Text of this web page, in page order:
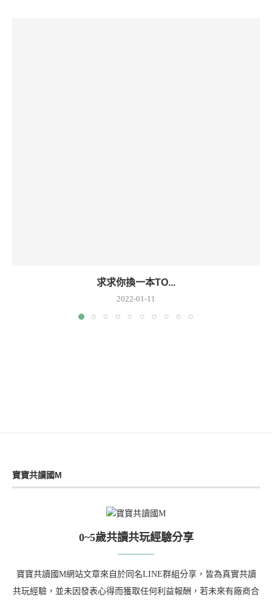
求求你換一本TO...
2022-01-11
寶寶共讀國M
0~5歲共讀共玩經驗分享
寶寶共讀國M網站文章來自於同名LINE群組分享，皆為真實共讀
共玩經驗，並未因發表心得而獲取任何利益報酬，若未來有廠商合